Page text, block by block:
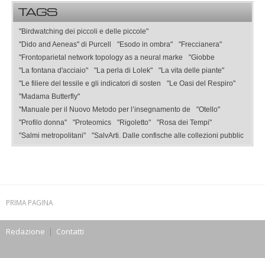
TAGS
"Birdwatching dei piccoli e delle piccole"
"Dido and Aeneas" di Purcell
"Esodo in ombra"
"Freccianera"
"Frontoparietal network topology as a neural marke
"Giobbe
"La fontana d'acciaio"
"La perla di Lolek"
"La vita delle piante"
"Le filiere del tessile e gli indicatori di sosten
"Le Oasi del Respiro"
"Madama Butterfly"
"Manuale per il Nuovo Metodo per l’insegnamento de
"Otello"
"Profilo donna"
"Proteomics "Rigoletto"
"Rosa dei Tempi"
"Salmi metropolitani"
"SalvArti. Dalle confische alle collezioni pubblic
PRIMA PAGINA
Redazione | Contatti